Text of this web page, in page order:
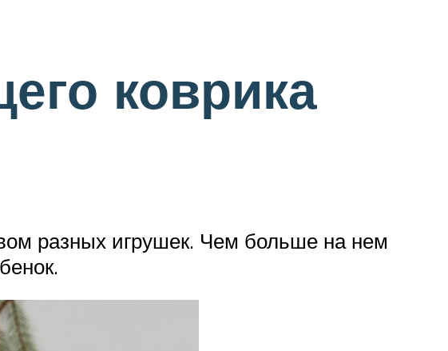
коврика
разных игрушек. Чем больше на нем